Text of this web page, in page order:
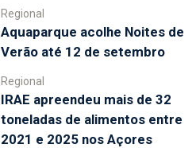
Regional
Aquaparque acolhe Noites de
Verão até 12 de setembro
Regional
IRAE apreendeu mais de 32
toneladas de alimentos entre
2021 e 2025 nos Açores